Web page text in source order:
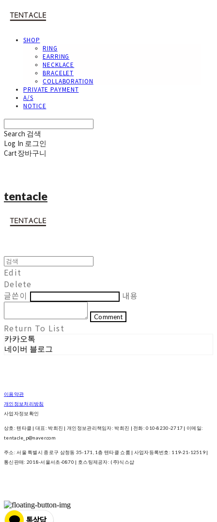
SHOP
RING
EARRING
NECKLACE
BRACELET
COLLABORATION
PRIVATE PAYMENT
A/S
NOTICE
Search 검색
Log In 로그인
Cart장바구니
tentacle
Edit
Delete
글쓴이
내용
Comment
Return To List
카카오톡
네이버 블로그
이용약관
개인정보처리방침
사업자정보확인
상호: 텐타클 | 대표: 박희진 | 개인정보관리책임자: 박희진 | 전화: 010-8230-2717 | 이메일:
tentacle_p@naver.com
주소: 서울 특별시 종로구 삼청동 35-171, 1층 텐타클 쇼룸 | 사업자등록번호: 119-21-12519 |
통신판매: 2018-서울서초-0870 | 호스팅제공자: (주)식스샵